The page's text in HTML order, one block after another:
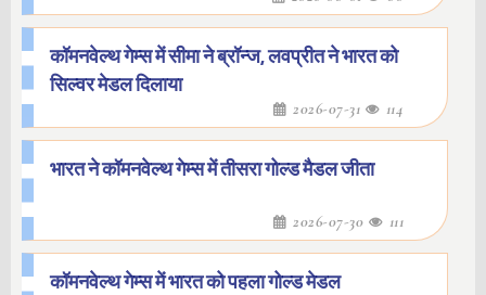
कॉमनवेल्थ गेम्स में सीमा ने ब्रॉन्ज, लवप्रीत ने भारत को
सिल्वर मेडल दिलाया
2026-07-31 114
भारत ने कॉमनवेल्थ गेम्स में तीसरा गोल्ड मैडल जीता
2026-07-30 111
कॉमनवेल्थ गेम्स में भारत को पहला गोल्ड मेडल